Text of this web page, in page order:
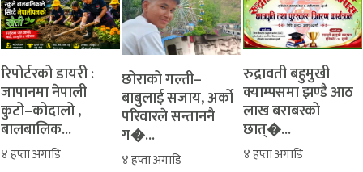
रिपोर्टरको डायरी :
जापानमा नेपाली
कुटो–कोदालो ,
बालबालिक...
४ हप्ता अगाडि
‎​छोराको गल्ती–
बाबुलाई सजाय, अर्को
परिवारले सन्ताननै
ग�...
४ हप्ता अगाडि
रुद्रावती बहुमुखी
क्याम्पसमा झण्डै आठ
लाख बराबरको
छात्�...
४ हप्ता अगाडि